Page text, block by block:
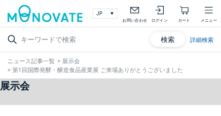
お問い合わせ ログイン カート メニュー
検索 詳細検索
ニュース記事一覧 > 展示会
> 第1回国際発酵・醸造食品産業展 ご来場ありがとうございました
展示会